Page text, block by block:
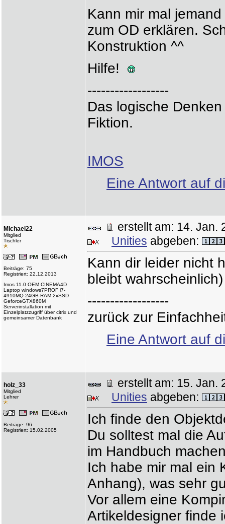
Kann mir mal
zum OD erklären.
Konstruktion ^^
Hilfe!
------------------
Das logische
Fiktion.
IMOS
Eine Antwort auf
Michael22
Mitglied
Tischler
Beiträge: 75
Registriert: 22.12.2013
Imos 11.0 OEM CINEMA4D
Laptop windows7PROF i7-
4910MQ 24GB-RAM 2xSSD
GeforceGTX860M
Serverinstallation mit
Einzelplatzzugriff über citrix und
gemeinsamer Datenbank
erstellt am: 14.
Unities abgeben:
Kann dir leider nicht
bleibt
------------------
zurück zur
Eine Antwort auf
holz_33
Mitglied
Lehrer
Beiträge: 96
Registriert: 15.02.2005
erstellt am: 15.
Unities abgeben:
Ich finde den
Du solltest mal die
im Handbuch
Ich habe mir mal ein
Anhang), was sehr
Vor allem eine
Artikeldesigner finde